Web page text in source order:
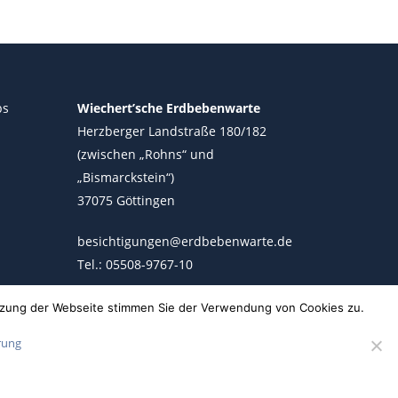
Wiechert’sche Erdbebenwarte
Herzberger Landstraße 180/182
(zwischen „Rohns“ und
„Bismarckstein“)
37075 Göttingen
besichtigungen@erdbebenwarte.de
Tel.: 05508-9767-10
der Webseite stimmen Sie der Verwendung von Cookies zu.